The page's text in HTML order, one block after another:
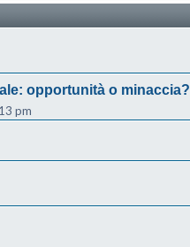
opportunità o minaccia?
pm